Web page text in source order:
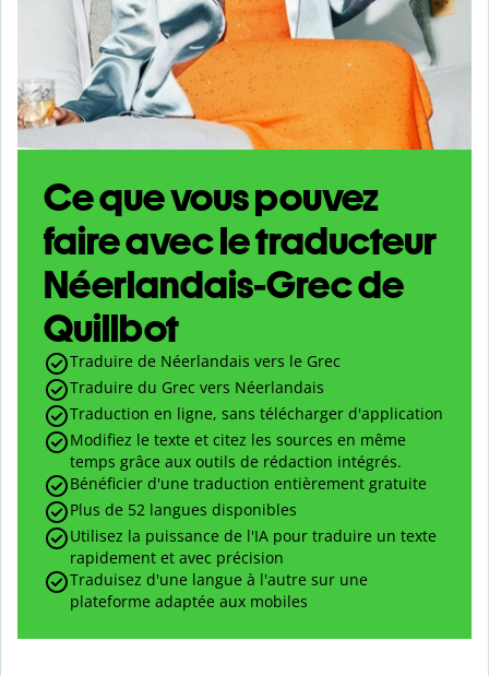
Ce que vous pouvez
faire avec le traducteur
Néerlandais-Grec de
Quillbot
Traduire de Néerlandais vers le Grec
Traduire du Grec vers Néerlandais
Traduction en ligne, sans télécharger d'application
Modifiez le texte et citez les sources en même
temps grâce aux outils de rédaction intégrés.
Bénéficier d'une traduction entièrement gratuite
Plus de 52 langues disponibles
Utilisez la puissance de l'IA pour traduire un texte
rapidement et avec précision
Traduisez d'une langue à l'autre sur une
plateforme adaptée aux mobiles